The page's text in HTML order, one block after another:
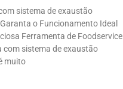
sistema de exaustão
o Funcionamento Ideal
Ferramenta de Foodservice
com sistema de exaustão
muito